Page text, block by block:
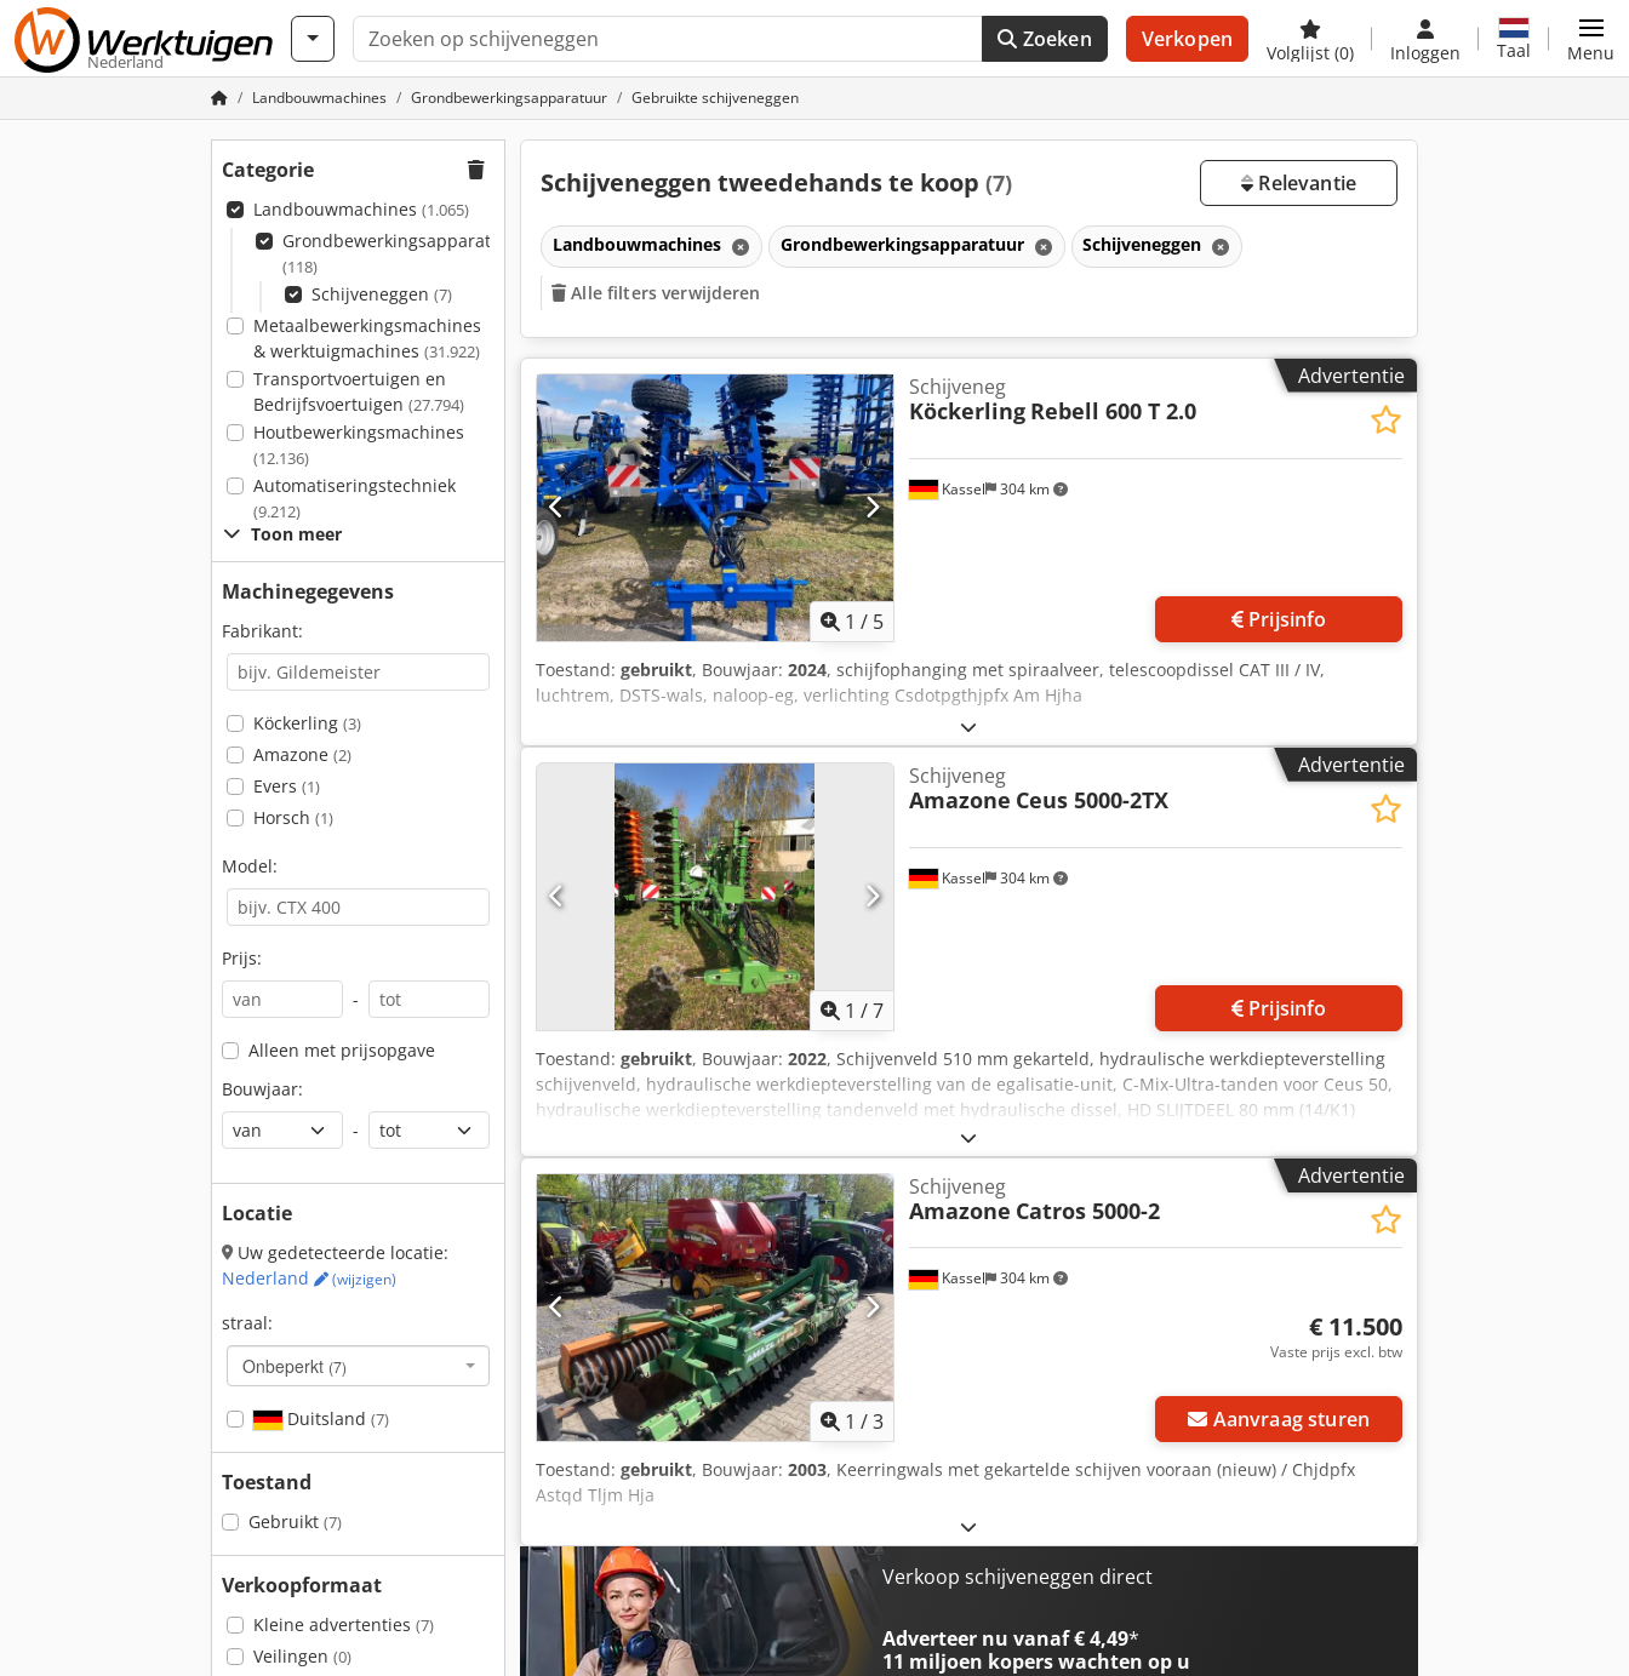
Nederland
Zoeken Verkopen
Volglijst (0) Inloggen Taal Menu
Landbouwmachines Grondbewerkingsapparatuur Gebruikte schijveneggen
Categorie
Landbouwmachines (1.065)
Grondbewerkingsapparatuur
(118)
Schijveneggen (7)
Metaalbewerkingsmachines
& werktuigmachines (31.922)
Transportvoertuigen en
Bedrijfsvoertuigen (27.794)
Houtbewerkingsmachines
(12.136)
Automatiseringstechniek
(9.212)
Toon meer
Machinegegevens
Fabrikant:
Köckerling (3)
Amazone (2)
Evers (1)
Horsch (1)
Model:
Prijs:
-
Alleen met prijsopgave
Bouwjaar:
-
Locatie
Uw gedetecteerde locatie:
Nederland
(wijzigen)
straal:
Onbeperkt (7)
Duitsland (7)
Toestand
Gebruikt (7)
Verkoopformaat
Kleine advertenties (7)
Veilingen (0)
Schijveneggen tweedehands te koop (7) Relevantie
Landbouwmachines Grondbewerkingsapparatuur Schijveneggen
Alle filters verwijderen
Advertentie
1 / 5
Kassel 304 km
Schijveneg
Köckerling Rebell 600 T 2.0
Prijsinfo
Toestand: gebruikt, Bouwjaar: 2024, schijfophanging met spiraalveer, telescoopdissel CAT III / IV,
luchtrem, DSTS-wals, naloop-eg, verlichting Csdotpgthjpfx Am Hjha
Advertentie
1 /7
Kassel 304 km
Schijveneg
Amazone Ceus 5000-2TX
Prijsinfo
Toestand: gebruikt, Bouwjaar: 2022, Schijvenveld 510 mm gekarteld, hydraulische werkdiepteverstelling
schijvenveld, hydraulische werkdiepteverstelling van de egalisatie-unit, C-Mix-Ultra-tanden voor Ceus 50,
hydraulische werkdiepteverstelling tandenveld met hydraulische dissel, HD SLIJTDEEL 80 mm (14/K1)
Advertentie
1 /3
Kassel 304 km
Schijveneg
Amazone Catros 5000-2
€ 11.500
Vaste prijs excl. btw
Aanvraag sturen
Toestand: gebruikt, Bouwjaar: 2003, Keerringwals met gekartelde schijven vooraan (nieuw) / Chjdpfx
Astqd Tljm Hja
Verkoop schijveneggen direct
Adverteer nu vanaf € 4,49*
11 miljoen koperswachten op u